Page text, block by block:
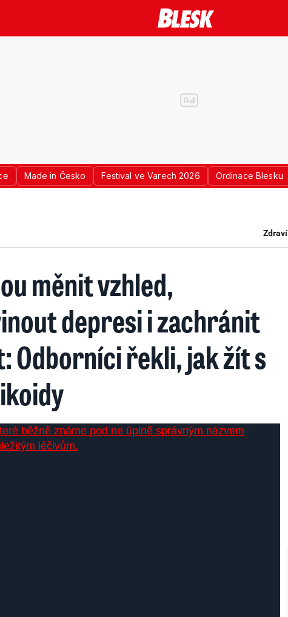
Made in Česko Festival ve Varech 2026 Ordinace Blesku
Zdraví
měnit vzhled,
depresi i zachránit
Odborníci řekli, jak žít s